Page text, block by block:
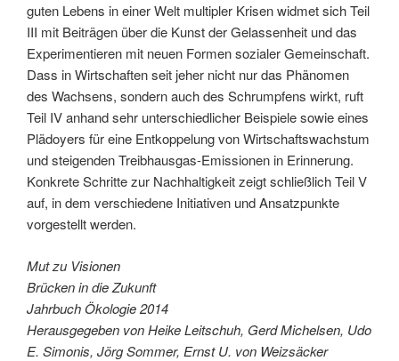
guten Lebens in einer Welt multipler Krisen widmet sich Teil
III mit Beiträgen über die Kunst der Gelassenheit und das
Experimentieren mit neuen Formen sozialer Gemeinschaft.
Dass in Wirtschaften seit jeher nicht nur das Phänomen
des Wachsens, sondern auch des Schrumpfens wirkt, ruft
Teil IV anhand sehr unterschiedlicher Beispiele sowie eines
Plädoyers für eine Entkoppelung von Wirtschaftswachstum
und steigenden Treibhausgas-Emissionen in Erinnerung.
Konkrete Schritte zur Nachhaltigkeit zeigt schließlich Teil V
auf, in dem verschiedene Initiativen und Ansatzpunkte
vorgestellt werden.
Mut zu Visionen
Brücken in die Zukunft
Jahrbuch Ökologie 2014
Herausgegeben von Heike Leitschuh, Gerd Michelsen, Udo
E. Simonis, Jörg Sommer, Ernst U. von Weizsäcker